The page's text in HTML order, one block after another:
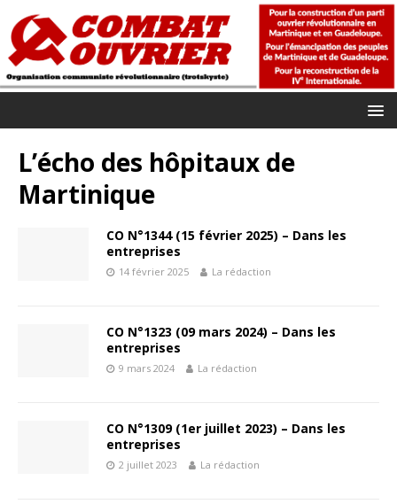
L’écho des hôpitaux de
Martinique
CO N°1344 (15 février 2025) – Dans les
entreprises
14 février 2025 La rédaction
CO N°1323 (09 mars 2024) – Dans les
entreprises
9 mars 2024 La rédaction
CO N°1309 (1er juillet 2023) – Dans les
entreprises
2 juillet 2023 La rédaction